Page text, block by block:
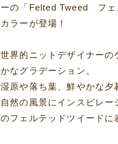
ーの「Felted Tweed フェ
カラーが登場！
世界的ニットデザイナー
かなグラデーション。
湿原や落ち葉、鮮やかな夕
自然の風景にインスピレ
のフェルテッドツイードに